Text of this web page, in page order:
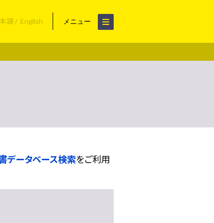
語 English メニュー
データベース検索をご利用